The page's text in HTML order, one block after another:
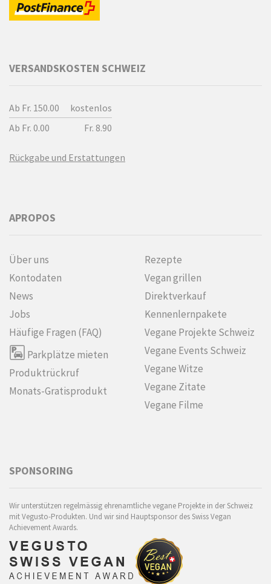
VERSANDSKOSTEN SCHWEIZ
Ab Fr. 150.00
kostenlos
Ab Fr. 0.00
Fr. 8.90
Rückgabe und Erstattungen
APROPOS
Über uns
Kontodaten
News
Jobs
Häufige Fragen (FAQ)
Parkplätze mieten
Produktrückruf
Monats-Gratisprodukt
Rezepte
Vegan grillen
Direktverkauf
Kennenlern­pakete
Vegane Projekte Schweiz
Vegane Events Schweiz
Vegane Witze
Vegane Zitate
Vegane Filme
SPONSORING
Wir unterstützen regelmässig ehrenamtliche vegane Projekte in der Schweiz
mit Vegusto-Produkten. Und wir sind Hauptsponsor des Swiss Vegan
Achievement Awards.